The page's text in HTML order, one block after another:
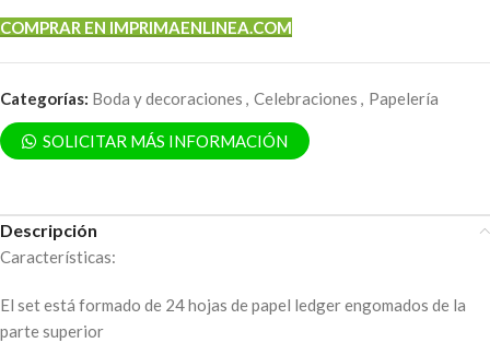
COMPRAR EN IMPRIMAENLINEA.COM
Categorías: Boda y decoraciones , Celebraciones , Papelería
SOLICITAR MÁS INFORMACIÓN
Descripción
Características:
El set está formado de 24 hojas de papel ledger engomados de la
parte superior